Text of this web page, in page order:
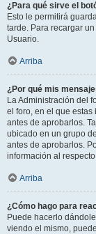
¿Para qué sirve el
Esto le permitirá
tarde. Para recargar
Usuario.
Arriba
¿Por qué mis
La Administración del
el foro, en el que
antes de aprobarlos.
ubicado en un grupo
antes de aprobarlos.
información al
Arriba
¿Cómo hago para
Puede hacerlo
viendo el mismo,